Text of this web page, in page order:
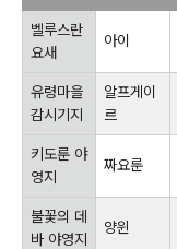
벨루스란
요새
아이
유령마을
감시기지
알프게이
르
키도룬 야
영지
짜요룬
불꽃의 데
바 야영지
양윈